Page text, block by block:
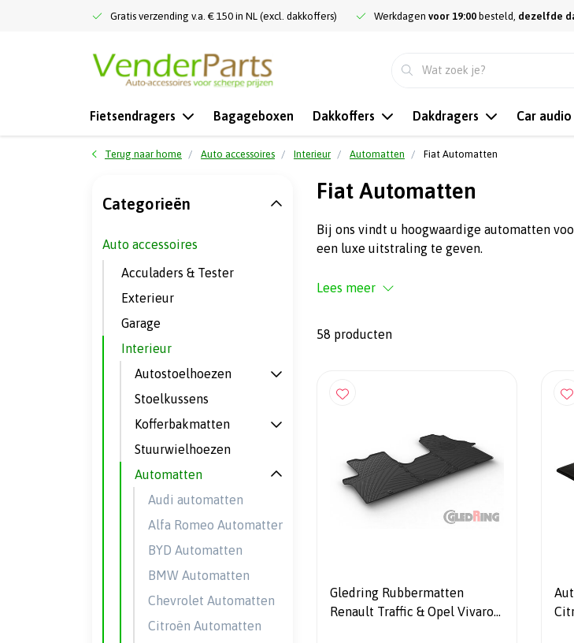
Gratis verzending v.a. € 150 in NL (excl. dakkoffers) Werkdagen voor 19:00 besteld, dezelfde
Fietsendragers Bagageboxen Dakkoffers Dakdragers Car audio
Terug naar home Auto accessoires Interieur Automatten Fiat Automatten
Fiat Automatten
Bij ons vindt u hoogwaardige automatten
een luxe uitstraling te geven.
Lees meer
58 producten
Gledring Rubbermatten
Renault Traffic & Opel Vivaro
Categorieën
Auto accessoires
Acculaders & Tester
Exterieur
Garage
Interieur
Autostoelhoezen
Stoelkussens
Kofferbakmatten
Stuurwielhoezen
Automatten
Audi automatten
Alfa Romeo Automatten
BYD Automatten
BMW Automatten
Chevrolet Automatten
Citroën Automatten